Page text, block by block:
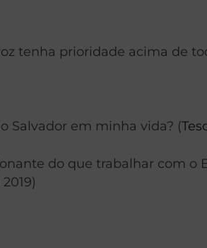
tenha prioridade acima de
Salvador em minha vida? (
do que trabalhar com